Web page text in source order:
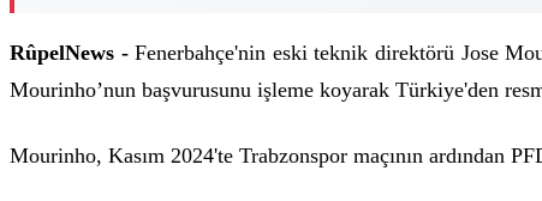
RûpelNews - Fenerbahçe'nin eski teknik direktörü Jose
Mourinho’nun başvurusunu işleme koyarak Türkiye'den
Mourinho, Kasım 2024'te Trabzonspor maçının ardından